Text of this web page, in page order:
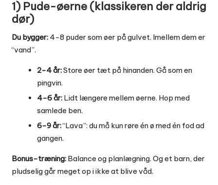
1) Pude-øerne (klassikeren der aldrig
dør)
Du bygger: 4-8 puder som øer på gulvet. Imellem dem er
“vand”.
2-4 år:Store øer tæt på hinanden. Gå som en
pingvin.
4-6 år: Lidt længere mellem øerne. Hop med
samlede ben.
6-9 år:“Lava”: du må kun røre én ø med én fod ad
gangen.
Bonus-træning: Balance og planlægning. Og et barn, der
pludselig går meget op i ikke at blive våd.